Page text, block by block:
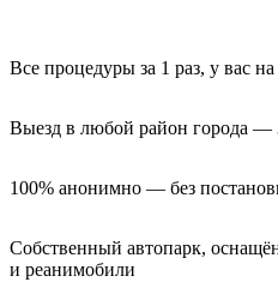
Все процедуры за 1 раз, у вас
Выезд в любой район города —
100% анонимно — без
Собственный автопарк,
и реанимобили